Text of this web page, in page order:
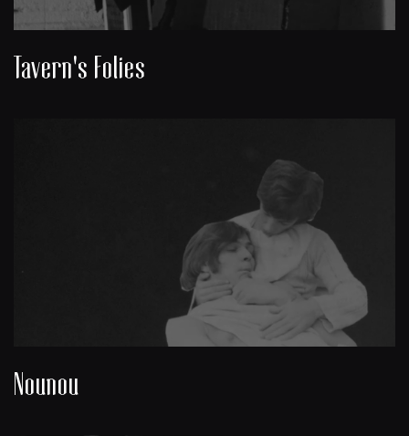
Tavern's Folies
Nounou